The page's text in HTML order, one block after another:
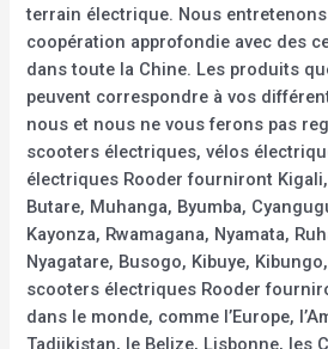
terrain électrique. Nous
coopération approfondie avec des
dans toute la Chine. Les produits
peuvent correspondre à vos
nous et nous ne vous ferons pas
scooters électriques, vélos
électriques Rooder fourniront
Butare, Muhanga, Byumba,
Kayonza, Rwamagana, Nyamata,
Nyagatare, Busogo, Kibuye,
scooters électriques Rooder
dans le monde, comme l’Europe,